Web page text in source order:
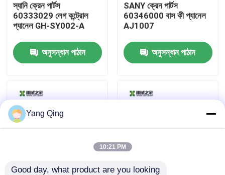
মান নিয়ন্ত্রণ
যোগাযোগ করুন
ব্যবহৃত ট্রাক ক্রেন
ব্যবহৃত সমস্ত ভূখণ্ড ক্রেন
স্যানি ক্রেন পার্টস
60333029 লেগ কন্ট্রোল
প্যানেল GH-SY002-A
অনুসন্ধান পাঠান
SANY ক্রেন পার্টস
60346000 বাস কী প্যানেল
AJ1007
অনুসন্ধান পাঠান
Yang Qing
10:21 PM
Good day, what product are you looking